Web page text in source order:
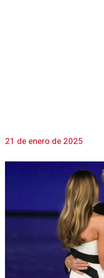
21 de enero de 2025